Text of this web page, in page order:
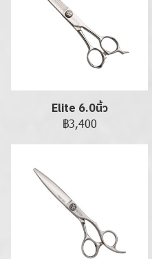
Elite 6.0นิ้ว
฿3,400